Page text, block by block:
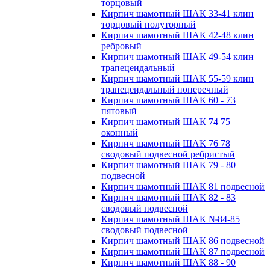
торцовый
Кирпич шамотный ШАК 33-41 клин
торцовый полуторный
Кирпич шамотный ШАК 42-48 клин
ребровый
Кирпич шамотный ШАК 49-54 клин
трапецеидальный
Кирпич шамотный ШАК 55-59 клин
трапецеидальный поперечный
Кирпич шамотный ШАК 60 - 73
пятовый
Кирпич шамотный ШАК 74 75
оконный
Кирпич шамотный ШАК 76 78
сводовый подвесной ребристый
Кирпич шамотный ШАК 79 - 80
подвесной
Кирпич шамотный ШАК 81 подвесной
Кирпич шамотный ШАК 82 - 83
сводовый подвесной
Кирпич шамотный ШАК №84-85
сводовый подвесной
Кирпич шамотный ШАК 86 подвесной
Кирпич шамотный ШАК 87 подвесной
Кирпич шамотный ШАК 88 - 90